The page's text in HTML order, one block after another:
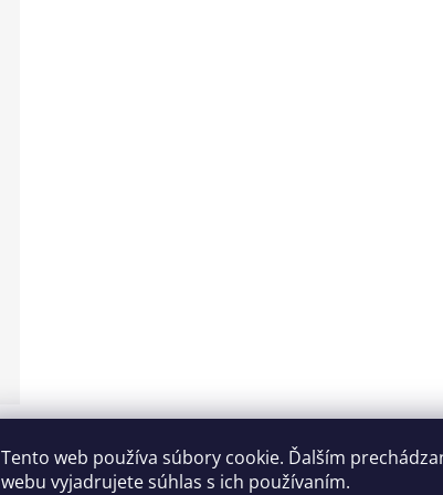
Tento web používa súbory cookie. Ďalším
webu vyjadrujete súhlas s ich používaním.
Reklamačný poriadok Ochrana